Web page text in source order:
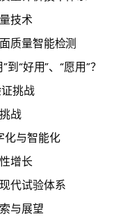
技术
质量智能检测
“好用”、“愿用”？
挑战
战
化与智能化
增长
代试验体系
与展望